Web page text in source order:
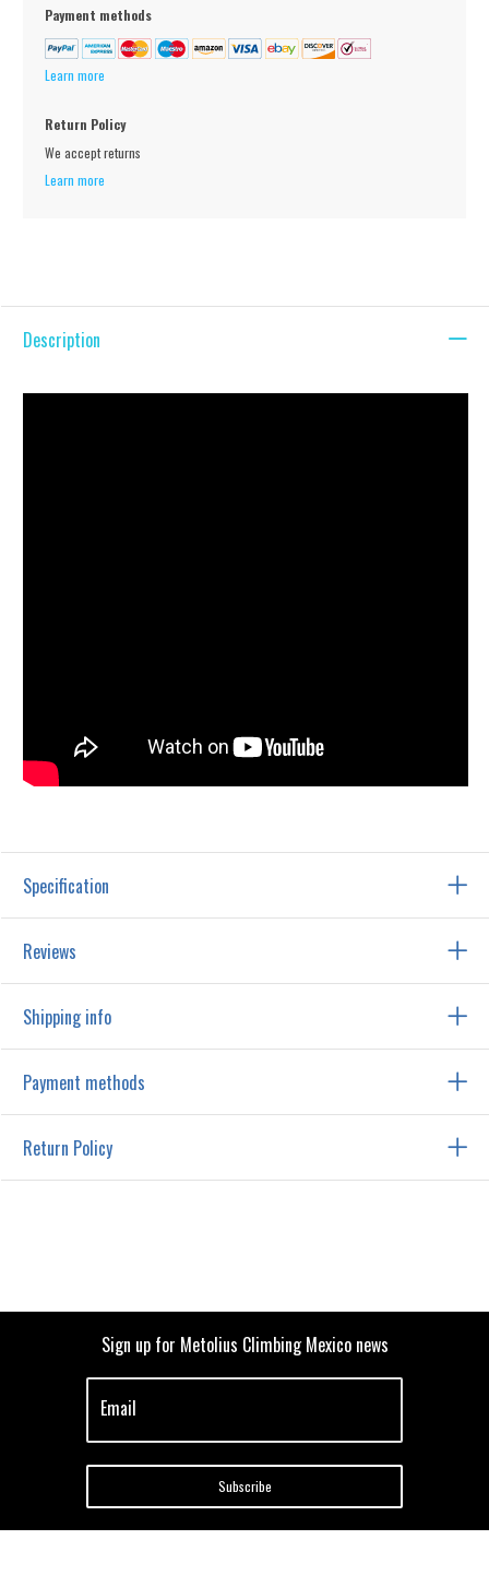
Payment methods
Learn more
Return Policy
We accept returns
Learn more
Description
Specification
Reviews
Shipping info
Payment methods
Return Policy
Sign up for Metolius Climbing Mexico news
Email
Subscribe